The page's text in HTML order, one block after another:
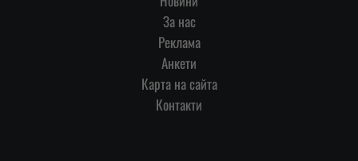
За нас
Реклама
Анкети
Карта на сайта
Контакти